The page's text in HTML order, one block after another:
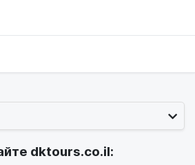
dktours.co.il: